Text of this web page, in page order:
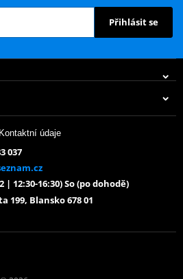
Přihlásit se
Kontaktní údaje
037
| 12:30-16:30) So (po dohodě)
199, Blansko 678 01